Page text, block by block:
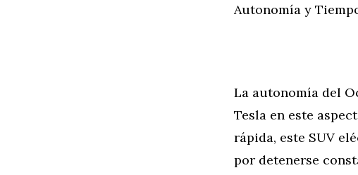
Autonomía y
La autonomía del
Tesla en este
rápida, este SUV
por detenerse